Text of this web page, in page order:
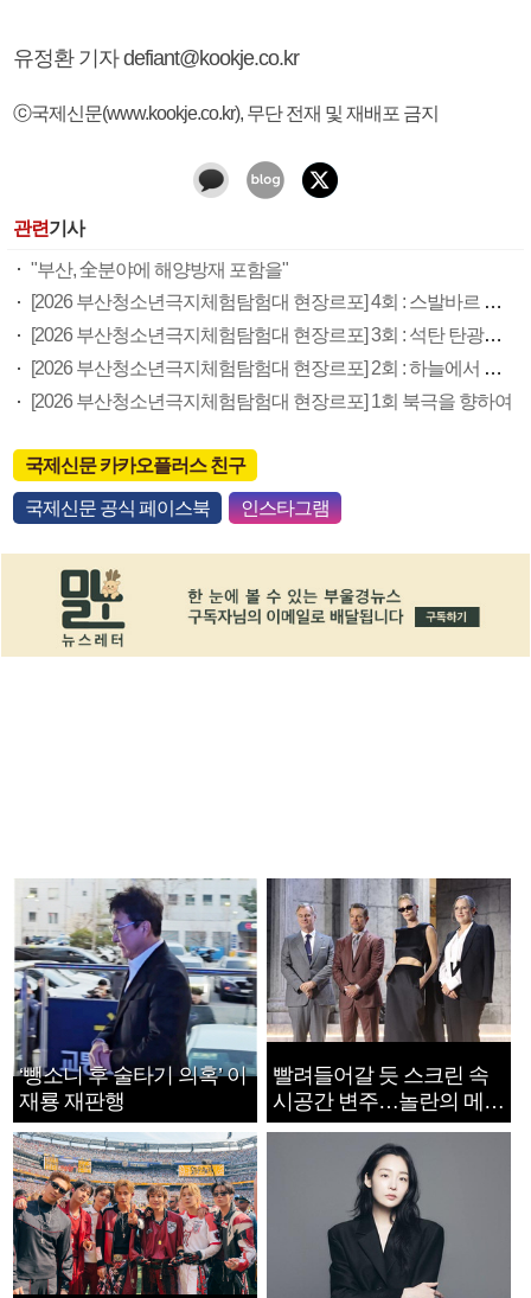
유정환 기자 defiant@kookje.co.kr
ⓒ국제신문(www.kookje.co.kr), 무단 전재 및 재배포 금지
관련기사
"부산, 全분야에 해양방재 포함을"
[2026 부산청소년극지체험탐험대 현장르포] 4회 : 스발바르 국제종자보관소
[2026 부산청소년극지체험탐험대 현장르포] 3회 : 석탄 탄광촌에서 북극 연구의 중심지로
[2026 부산청소년극지체험탐험대 현장르포] 2회 : 하늘에서 만난 얼음의 나라
[2026 부산청소년극지체험탐험대 현장르포] 1회 북극을 향하여
국제신문 카카오플러스 친구
국제신문 공식 페이스북 인스타그램
‘뺑소니 후 술타기 의혹’ 이
재룡 재판행
빨려들어갈 듯 스크린 속
시공간 변주…놀란의 메시
지는 ‘전쟁 속죄’